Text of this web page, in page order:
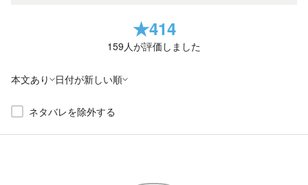
★414
159人が評価しました
本文あり 日付が新しい順
ネタバレを除外する